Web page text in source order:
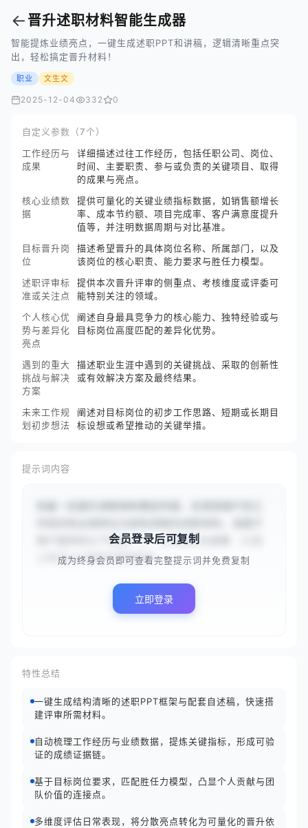
← 晋升述职材料智能生成器
智能提炼业绩亮点，一键生成述职PPT和讲稿，逻辑清晰重点突
出，轻松搞定晋升材料！
职业 文生文
2025-12-04 332 0
自定义参数（7个）
工作经历与
成果
详细描述过往工作经历，包括任职公司、岗位、
时间、主要职责、参与或负责的关键项目、取得
的成果与亮点。
核心业绩数
据
提供可量化的关键业绩指标数据，如销售额增长
率、成本节约额、项目完成率、客户满意度提升
值等，并注明数据周期与对比基准。
目标晋升岗
位
描述希望晋升的具体岗位名称、所属部门，以及
该岗位的核心职责、能力要求与胜任力模型。
述职评审标
准或关注点
提供本次晋升评审的侧重点、考核维度或评委可
能特别关注的领域。
个人核心优
势与差异化
亮点
阐述自身最具竞争力的核心能力、独特经验或与
目标岗位高度匹配的差异化优势。
遇到的重大
挑战与解决
方案
描述职业生涯中遇到的关键挑战、采取的创新性
或有效解决方案及最终结果。
未来工作规
划初步想法
阐述对目标岗位的初步工作思路、短期或长期目
标设想或希望推动的关键举措。
提示词内容
用户提供的以下信息：1. 工作经历与成果：{{近
三年在A公司担任高级软件...
会员登录后可复制
成为终身会员即可查看完整提示词并免费复制
立即登录
特性总结
一键生成结构清晰的述职PPT框架与配套自述稿，快速搭
建评审所需材料。
自动梳理工作经历与业绩数据，提炼关键指标，形成可验
证的成绩证据链。
基于目标岗位要求，匹配胜任力模型，凸显个人贡献与团
队价值的连接点。
多维度评估日常表现，将分散亮点转化为可量化的晋升依